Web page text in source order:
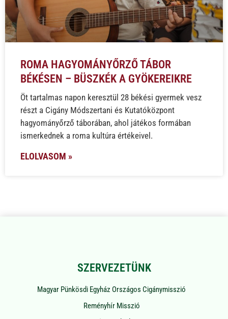
ROMA HAGYOMÁNYŐRZŐ TÁBOR
BÉKÉSEN – BÜSZKÉK A GYÖKEREIKRE
Öt tartalmas napon keresztül 28 békési gyermek vesz
részt a Cigány Módszertani és Kutatóközpont
hagyományőrző táborában, ahol játékos formában
ismerkednek a roma kultúra értékeivel.
ELOLVASOM »
SZERVEZETÜNK
Magyar Pünkösdi Egyház Országos Cigánymisszió
Reményhír Misszió